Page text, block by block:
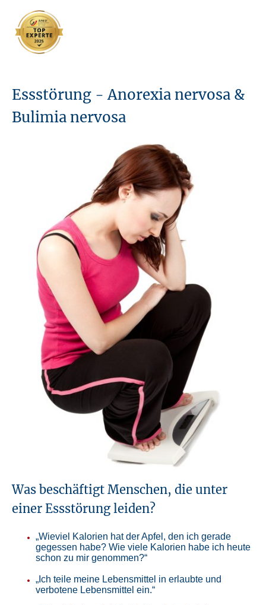
Essstörung - Anorexia nervosa &
Bulimia nervosa
Was beschäftigt Menschen, die unter
einer Essstörung leiden?
„Wieviel Kalorien hat der Apfel, den ich gerade
gegessen habe? Wie viele Kalorien habe ich heute
schon zu mir genommen?“
„Ich teile meine Lebensmittel in erlaubte und
verbotene Lebensmittel ein.“